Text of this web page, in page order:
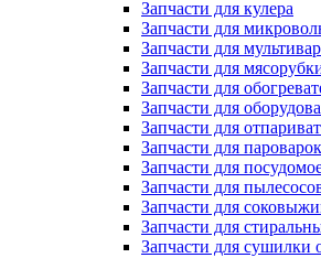
Запчасти для кулера
Запчасти для
Запчасти для
Запчасти для
Запчасти для
Запчасти для
Запчасти для
Запчасти для пароварок
Запчасти для
Запчасти для
Запчасти для
Запчасти для
Запчасти для сушилки